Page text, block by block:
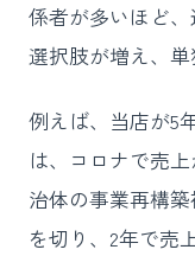
係者が多いほど
選択肢が増え、単
例えば、当店が5
は、コロナで売
治体の事業再構
を切り、2年で売